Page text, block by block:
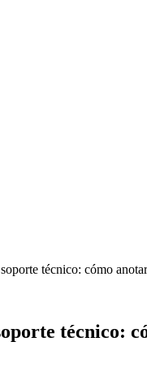
técnico: cómo
técnico: